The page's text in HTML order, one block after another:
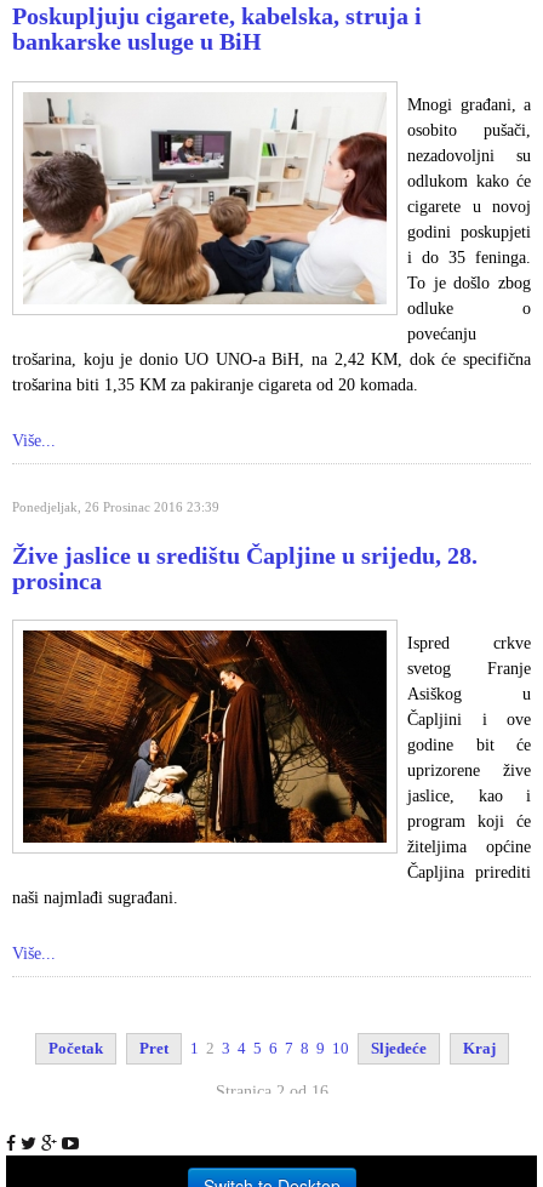
Poskupljuju cigarete, kabelska, struja i
bankarske usluge u BiH
Mnogi građani, a
osobito pušači,
nezadovoljni su
odlukom kako će
cigarete u novoj
godini poskupjeti
i do 35 feninga.
To je došlo zbog
odluke o
povećanju
trošarina, koju je donio UO UNO-a BiH, na 2,42 KM, dok će specifična
trošarina biti 1,35 KM za pakiranje cigareta od 20 komada.
Više...
Ponedjeljak, 26 Prosinac 2016 23:39
Žive jaslice u središtu Čapljine u srijedu, 28.
prosinca
Ispred crkve
svetog Franje
Asiškog u
Čapljini i ove
godine bit će
uprizorene žive
jaslice, kao i
program koji će
žiteljima općine
Čapljina prirediti
naši najmlađi sugrađani.
Više...
Početak Pret 1 2 3 4 5 6 7 8 9 10 Sljedeće Kraj
Stranica 2 od 16